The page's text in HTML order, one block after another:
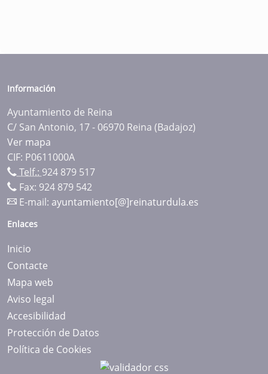
Información
Ayuntamiento de Reina
C/ San Antonio, 17 - 06970 Reina (Badajoz)
Ver mapa
CIF: P0611000A
Telf.: 924 879 517
Fax: 924 879 542
E-mail: ayuntamiento[@]reinaturdula.es
Enlaces
Inicio
Contacte
Mapa web
Aviso legal
Accesibilidad
Protección de Datos
Política de Cookies